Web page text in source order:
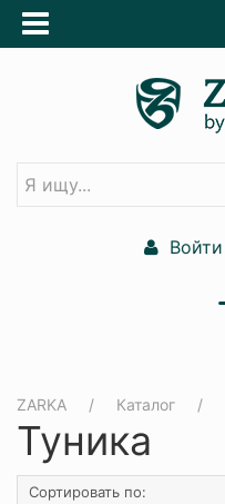
Войти
ZARKA Каталог
Туника
Сортировать по: